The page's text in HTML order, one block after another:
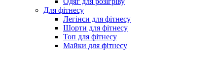
Для фітнесу
Легінси для фітнесу
Шорти для фітнесу
Топ для фітнесу
Майки для фітнесу